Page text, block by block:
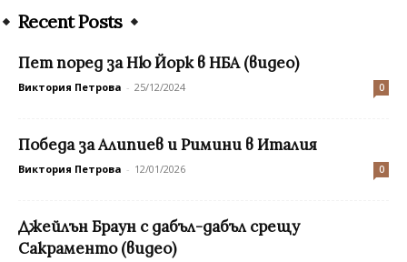
Recent Posts
Пет поред за Ню Йорк в НБА (видео)
Виктория Петрова - 25/12/2024 0
Победа за Алипиев и Римини в Италия
Виктория Петрова - 12/01/2026 0
Джейлън Браун с дабъл-дабъл срещу
Сакраменто (видео)